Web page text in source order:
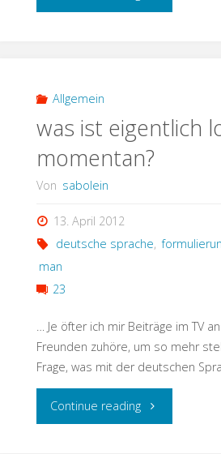
Allgemein
was ist eigentlich
momentan?
Von sabolein
13. April 2012
deutsche sprache,
man
23
… Je öfter ich mir Beiträge im TV
Freunden zuhöre, um so mehr
Frage, was mit der deutschen
Continue reading"was